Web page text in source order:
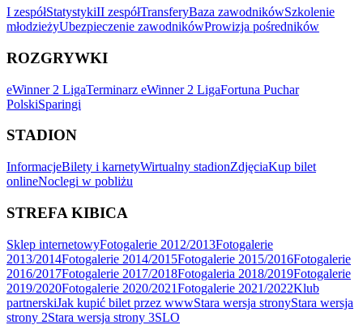
I zespółStatystykiII zespółTransferyBaza zawodnikówSzkolenie
młodzieżyUbezpieczenie zawodnikówProwizja pośredników
ROZGRYWKI
eWinner 2 LigaTerminarz eWinner 2 LigaFortuna Puchar
PolskiSparingi
STADION
InformacjeBilety i karnetyWirtualny stadionZdjęciaKup bilet
onlineNoclegi w pobliżu
STREFA KIBICA
Sklep internetowyFotogalerie 2012/2013Fotogalerie
2013/2014Fotogalerie 2014/2015Fotogalerie 2015/2016Fotogalerie
2016/2017Fotogalerie 2017/2018Fotogaleria 2018/2019Fotogalerie
2019/2020Fotogalerie 2020/2021Fotogalerie 2021/2022Klub
partnerskiJak kupić bilet przez wwwStara wersja stronyStara wersja
strony 2Stara wersja strony 3SLO